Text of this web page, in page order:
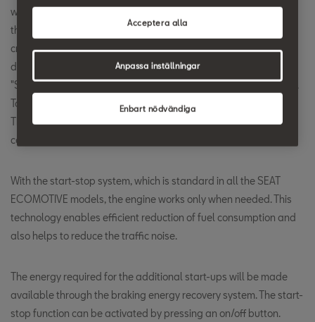
when the car comes to a standstill. The electronics detect when
the driver (for example at red traffic lights or at railroad
crossings) stops his SEAT and then switches to idle. By
disengaging, the engine is switched off immediately and the
"Start Stop" appears on the display of the multifunction display.
To start the car, the driver only has to step on the clutch again.
The "Start Stop" message disappears and the journey can
continue.
With the start-stop system, which is standard in all the SEAT
ECOMOTIVE models, the engine works only when needed. This
technology enables efficient reduction of fuel consumption and
also helps to reduce the traffic noise.
The energy required for the additional start-ups will be made
available through the braking energy recovery system. The start-
stop function can be activated by pressing an on/off button.
Enbart nödvändiga
Acceptera alla
Anpassa inställningar